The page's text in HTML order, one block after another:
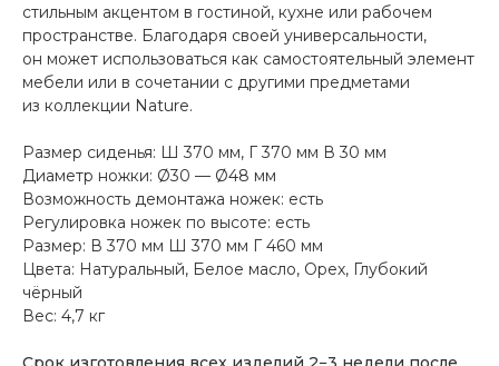
стильным акцентом в гостиной, кухне или рабочем
пространстве. Благодаря своей универсальности,
он может использоваться как самостоятельный элемент
мебели или в сочетании с другими предметами
из коллекции Nature.
Размер сиденья: Ш 370 мм, Г 370 мм В 30 мм
Диаметр ножки: Ø30 — Ø48 мм
Возможность демонтажа ножек: есть
Регулировка ножек по высоте: есть
Размер: В 370 мм Ш 370 мм Г 460 мм
Цвета: Натуральный, Белое масло, Орех, Глубокий
чёрный
Вес: 4,7 кг